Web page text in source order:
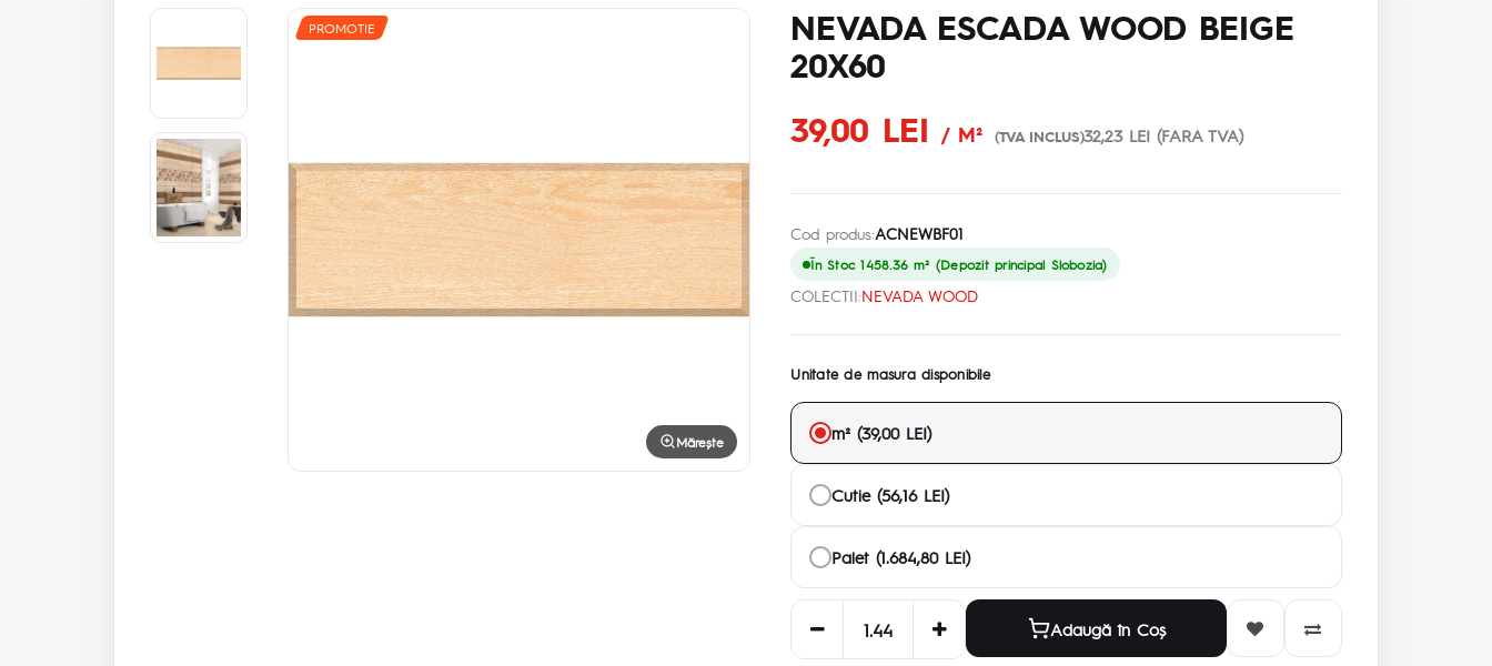
Mărește
PROMOTIE
NEVADA ESCADA WOOD BEIGE
20X60
39,00 LEI
/ M² (TVA INCLUS)32,23 LEI (FARA TVA)
Cod produs:ACNEWBF01
În Stoc 1458.36 m² (Depozit principal Slobozia)
COLECTII:NEVADA WOOD
Unitate de masura disponibile
m² (39,00 LEI)
Cutie (56,16 LEI)
Palet (1.684,80 LEI)
Adaugă în Coş